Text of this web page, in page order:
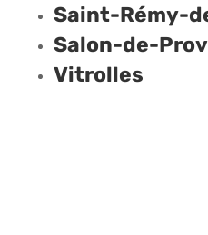
Saint-Rémy-
Salon-de-
Vitrolles